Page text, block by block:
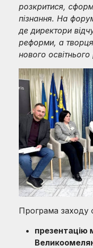
розкритися,
пізнання. На
де директори
реформи, а
нового освітнього
Програма заходу
презентацію